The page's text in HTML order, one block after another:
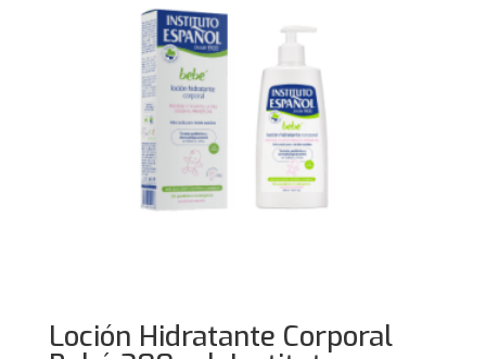
Loción Hidratante Corporal